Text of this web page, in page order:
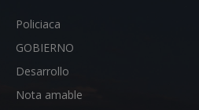
Policiaca
GOBIERNO
Desarrollo
Nota amable